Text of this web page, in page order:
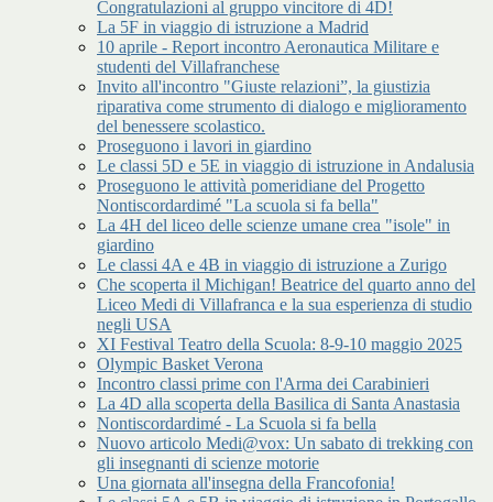
Congratulazioni al gruppo vincitore di 4D!
La 5F in viaggio di istruzione a Madrid
10 aprile - Report incontro Aeronautica Militare e
studenti del Villafranchese
Invito all'incontro "Giuste relazioni”, la giustizia
riparativa come strumento di dialogo e miglioramento
del benessere scolastico.
Proseguono i lavori in giardino
Le classi 5D e 5E in viaggio di istruzione in Andalusia
Proseguono le attività pomeridiane del Progetto
Nontiscordardimé "La scuola si fa bella"
La 4H del liceo delle scienze umane crea "isole" in
giardino
Le classi 4A e 4B in viaggio di istruzione a Zurigo
Che scoperta il Michigan! Beatrice del quarto anno del
Liceo Medi di Villafranca e la sua esperienza di studio
negli USA
XI Festival Teatro della Scuola: 8-9-10 maggio 2025
Olympic Basket Verona
Incontro classi prime con l'Arma dei Carabinieri
La 4D alla scoperta della Basilica di Santa Anastasia
Nontiscordardimé - La Scuola si fa bella
Nuovo articolo Medi@vox: Un sabato di trekking con
gli insegnanti di scienze motorie
Una giornata all'insegna della Francofonia!